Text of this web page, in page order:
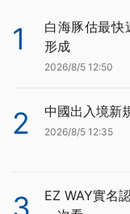
1
白海豚估最快
形成
2026/8/5 12:50
2 中國出入境新
2026/8/5 12:35
EZ WAY實名